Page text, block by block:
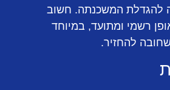
להגדלת המשכנתה. חשוב
רשמי ומתועד, במיוחד
להחזיר.